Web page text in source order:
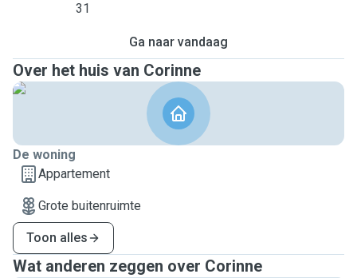
31
Ga naar vandaag
Over het huis van Corinne
De woning
Appartement
Grote buitenruimte
Toon alles
Wat anderen zeggen over Corinne